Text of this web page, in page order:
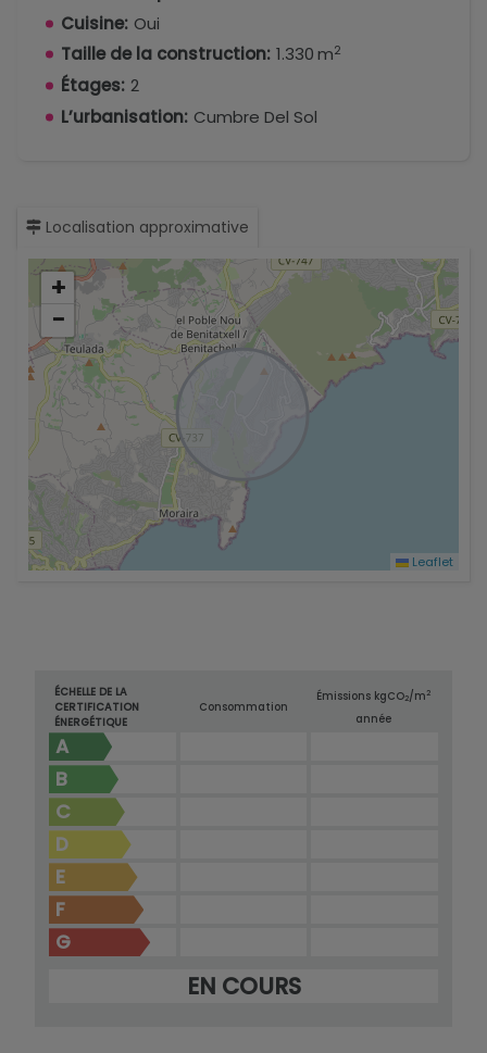
Cuisine: Oui
Taille de la construction: 1.330 m2
Étages: 2
L’urbanisation: Cumbre Del Sol
Localisation approximative
+
−
Leaflet
ÉCHELLE DE LA
CERTIFICATION
ÉNERGÉTIQUE
Consommation
Émissions kgCO2/m2
année
A
B
C
D
E
F
G
EN COURS